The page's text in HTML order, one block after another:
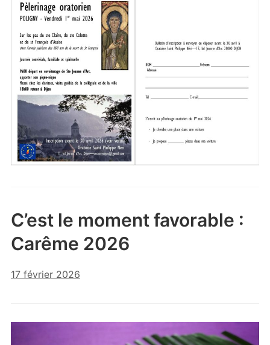
C’est le moment favorable :
Carême 2026
17 février 2026